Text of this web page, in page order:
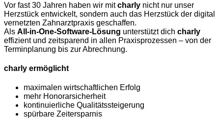
Vor fast 30 Jahren haben wir mitcharly nicht nur unser
Herzstück entwickelt, sondern auch das Herzstück der digital
vernetzten Zahnarztpraxis geschaffen.
Als All-in-One-Software-Lösung unterstützt dich charly
effizient und zeitsparend in allen Praxisprozessen – von der
Terminplanung bis zur Abrechnung.
charly ermöglicht
maximalen wirtschaftlichen Erfolg
mehr Honorarsicherheit
kontinuierliche Qualitätssteigerung
spürbare Zeitersparnis